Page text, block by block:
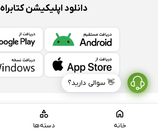
خانه دسته‌ها
👋 سوالی دارید؟
دانلود اپلیکیشن کتابراه
کتابراه